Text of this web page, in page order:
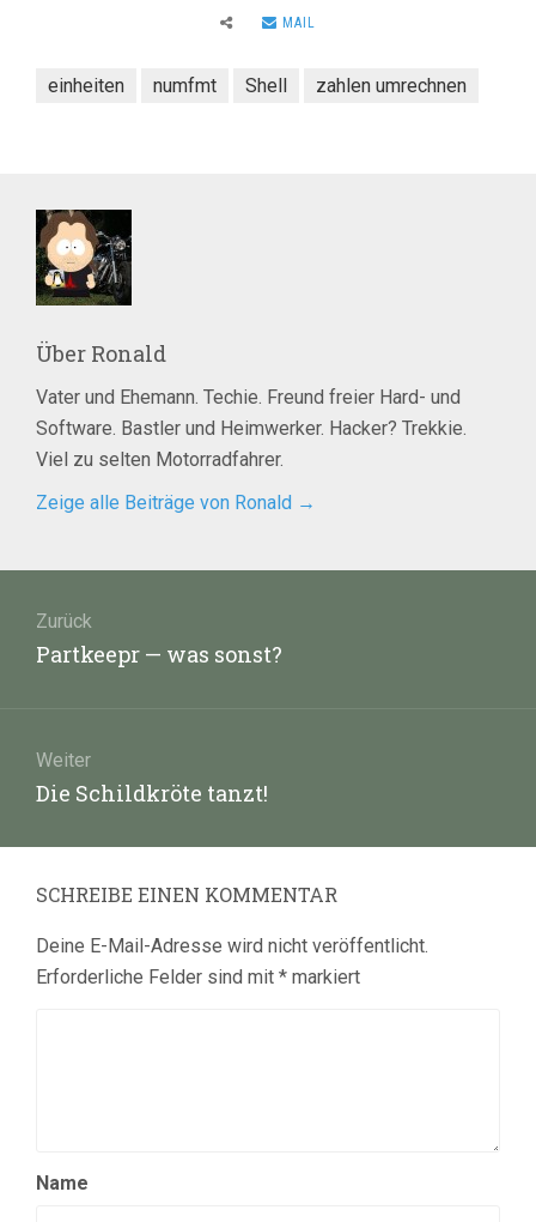
MAIL
einheiten numfmt Shell zahlen umrechnen
Über Ronald
Vater und Ehemann. Techie. Freund freier Hard- und
Software. Bastler und Heimwerker. Hacker? Trekkie.
Viel zu selten Motorradfahrer.
Zeige alle Beiträge von Ronald →
Zurück
Vorheriger
Partkeepr — was sonst?
Weiter
Nächster
Die Schildkröte tanzt!
SCHREIBE EINEN KOMMENTAR
Deine E-Mail-Adresse wird nicht veröffentlicht.
Erforderliche Felder sind mit * markiert
Name